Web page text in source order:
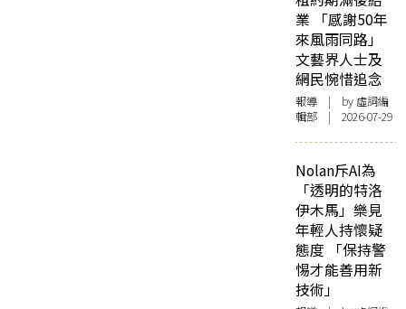
業 「感謝50年
來風雨同路」
文藝界人士及
網民惋惜追念
報導 | by 虛詞編
輯部 | 2026-07-29
Nolan斥AI為
「透明的特洛
伊木馬」樂見
年輕人持懷疑
態度 「保持警
惕才能善用新
技術」